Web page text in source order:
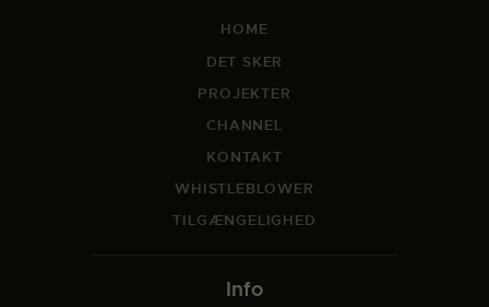
HOME
DET SKER
PROJEKTER
CHANNEL
KONTAKT
WHISTLEBLOWER
TILGÆNGELIGHED
Info